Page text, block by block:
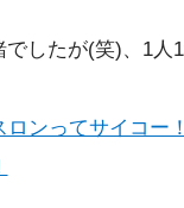
したが(笑)、1
ロンってサイコー